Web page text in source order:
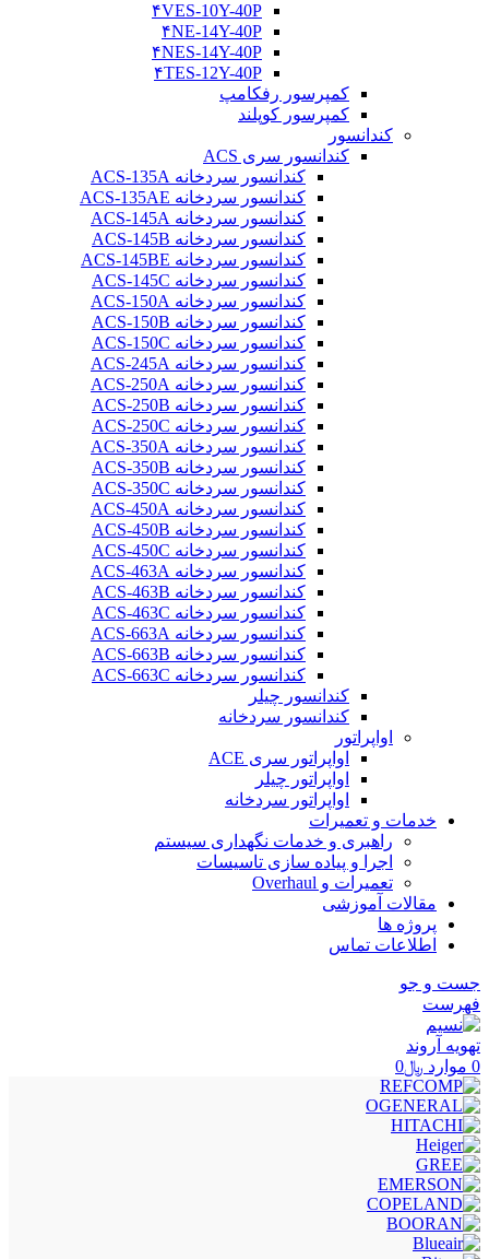
۴VES-10Y-40P
۴NE-14Y-40P
۴NES-14Y-40P
۴TES-12Y-40P
کمپرسور رفکامپ
کمپرسور کوپلند
کندانسور
کندانسور سری ACS
کندانسور سردخانه ACS-135A
کندانسور سردخانه ACS-135AE
کندانسور سردخانه ACS-145A
کندانسور سردخانه ACS-145B
کندانسور سردخانه ACS-145BE
کندانسور سردخانه ACS-145C
کندانسور سردخانه ACS-150A
کندانسور سردخانه ACS-150B
کندانسور سردخانه ACS-150C
کندانسور سردخانه ACS-245A
کندانسور سردخانه ACS-250A
کندانسور سردخانه ACS-250B
کندانسور سردخانه ACS-250C
کندانسور سردخانه ACS-350A
کندانسور سردخانه ACS-350B
کندانسور سردخانه ACS-350C
کندانسور سردخانه ACS-450A
کندانسور سردخانه ACS-450B
کندانسور سردخانه ACS-450C
کندانسور سردخانه ACS-463A
کندانسور سردخانه ACS-463B
کندانسور سردخانه ACS-463C
کندانسور سردخانه ACS-663A
کندانسور سردخانه ACS-663B
کندانسور سردخانه ACS-663C
کندانسور چیلر
کندانسور سردخانه
اواپراتور
اواپراتور سری ACE
اواپراتور چیلر
اواپراتور سردخانه
خدمات و تعمیرات
راهبری و خدمات نگهداری سیستم
اجرا و پیاده سازی تاسیسات
تعمیرات و Overhaul
مقالات آموزشی
پروژه ها
اطلاعات تماس
جست و جو
فهرست
0 موارد ﷼0